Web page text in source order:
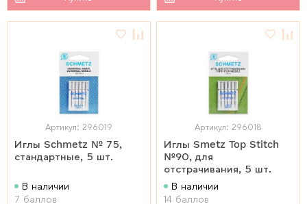
Артикул: 296019
Иглы Schmetz № 75,
стандартные, 5 шт.
В наличии
7 баллов
Артикул: 296018
Иглы Smetz Top Stitch
№90, для
отстрачивания, 5 шт.
В наличии
14 баллов